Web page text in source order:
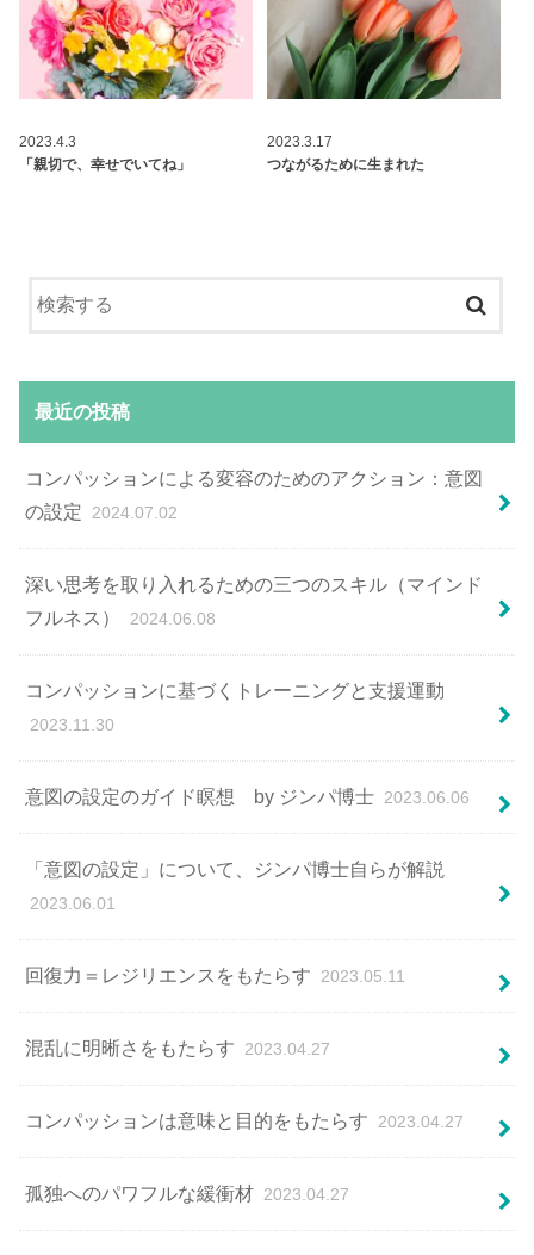
2023.4.3
「親切で、幸せでいてね」
2023.3.17
つながるために生まれた
最近の投稿
コンパッションによる変容のためのアクション：意図
の設定
2024.07.02
深い思考を取り入れるための三つのスキル（マインド
フルネス）
2024.06.08
コンパッションに基づくトレーニングと支援運動
2023.11.30
意図の設定のガイド瞑想 by ジンパ博士 2023.06.06
「意図の設定」について、ジンパ博士自らが解説
2023.06.01
回復⼒＝レジリエンスをもたらす 2023.05.11
混乱に明晰さをもたらす 2023.04.27
コンパッションは意味と⽬的をもたらす 2023.04.27
孤独へのパワフルな緩衝材 2023.04.27